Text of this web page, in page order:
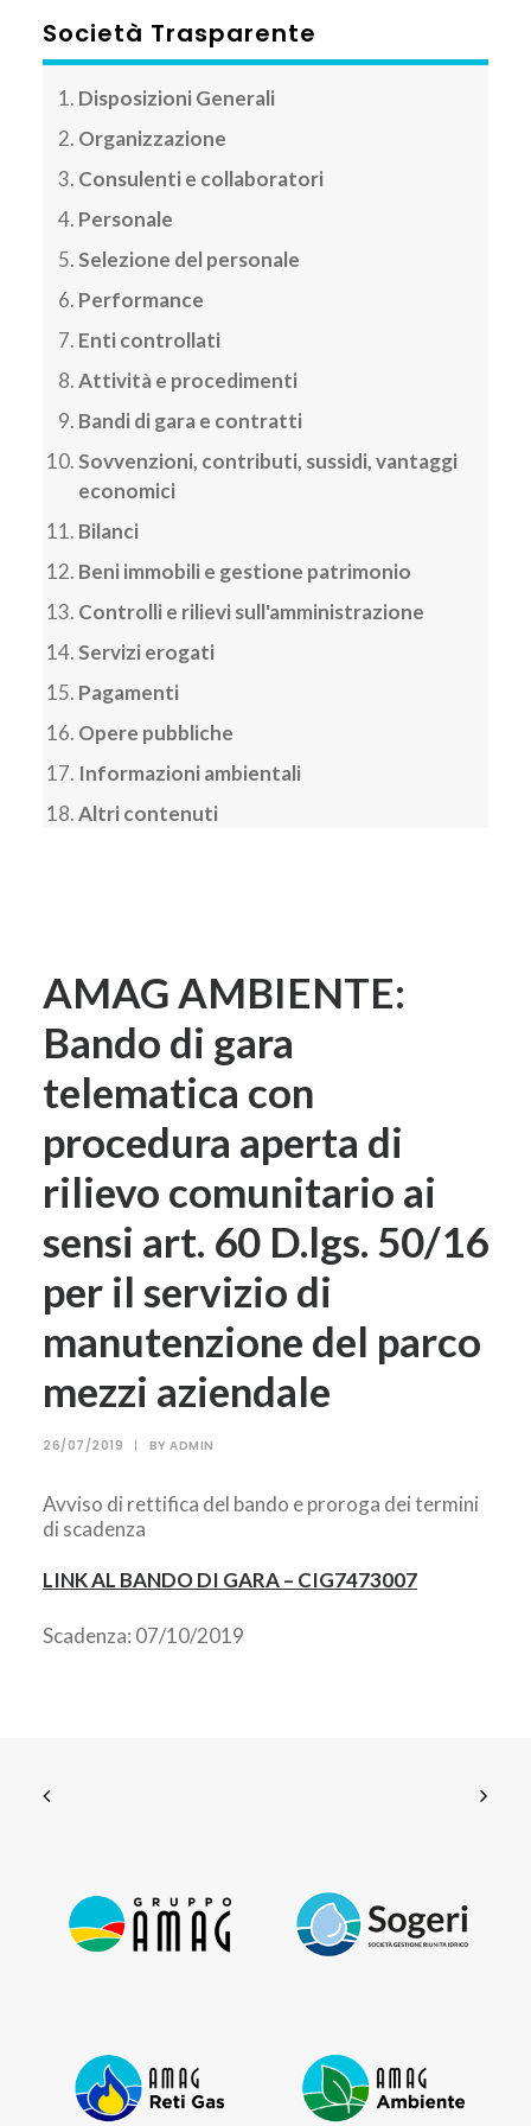
Società Trasparente
Disposizioni Generali
Organizzazione
Consulenti e collaboratori
Personale
Selezione del personale
Performance
Enti controllati
Attività e procedimenti
Bandi di gara e contratti
Sovvenzioni, contributi, sussidi, vantaggi
economici
Bilanci
Beni immobili e gestione patrimonio
Controlli e rilievi sull'amministrazione
Servizi erogati
Pagamenti
Opere pubbliche
Informazioni ambientali
Altri contenuti
AMAG AMBIENTE:
Bando di gara
telematica con
procedura aperta di
rilievo comunitario ai
sensi art. 60 D.lgs. 50/16
per il servizio di
manutenzione del parco
mezzi aziendale
26/07/2019 | BY ADMIN
Avviso di rettifica del bando e proroga dei termini
di scadenza
LINK AL BANDO DI GARA – CIG7473007
Scadenza: 07/10/2019